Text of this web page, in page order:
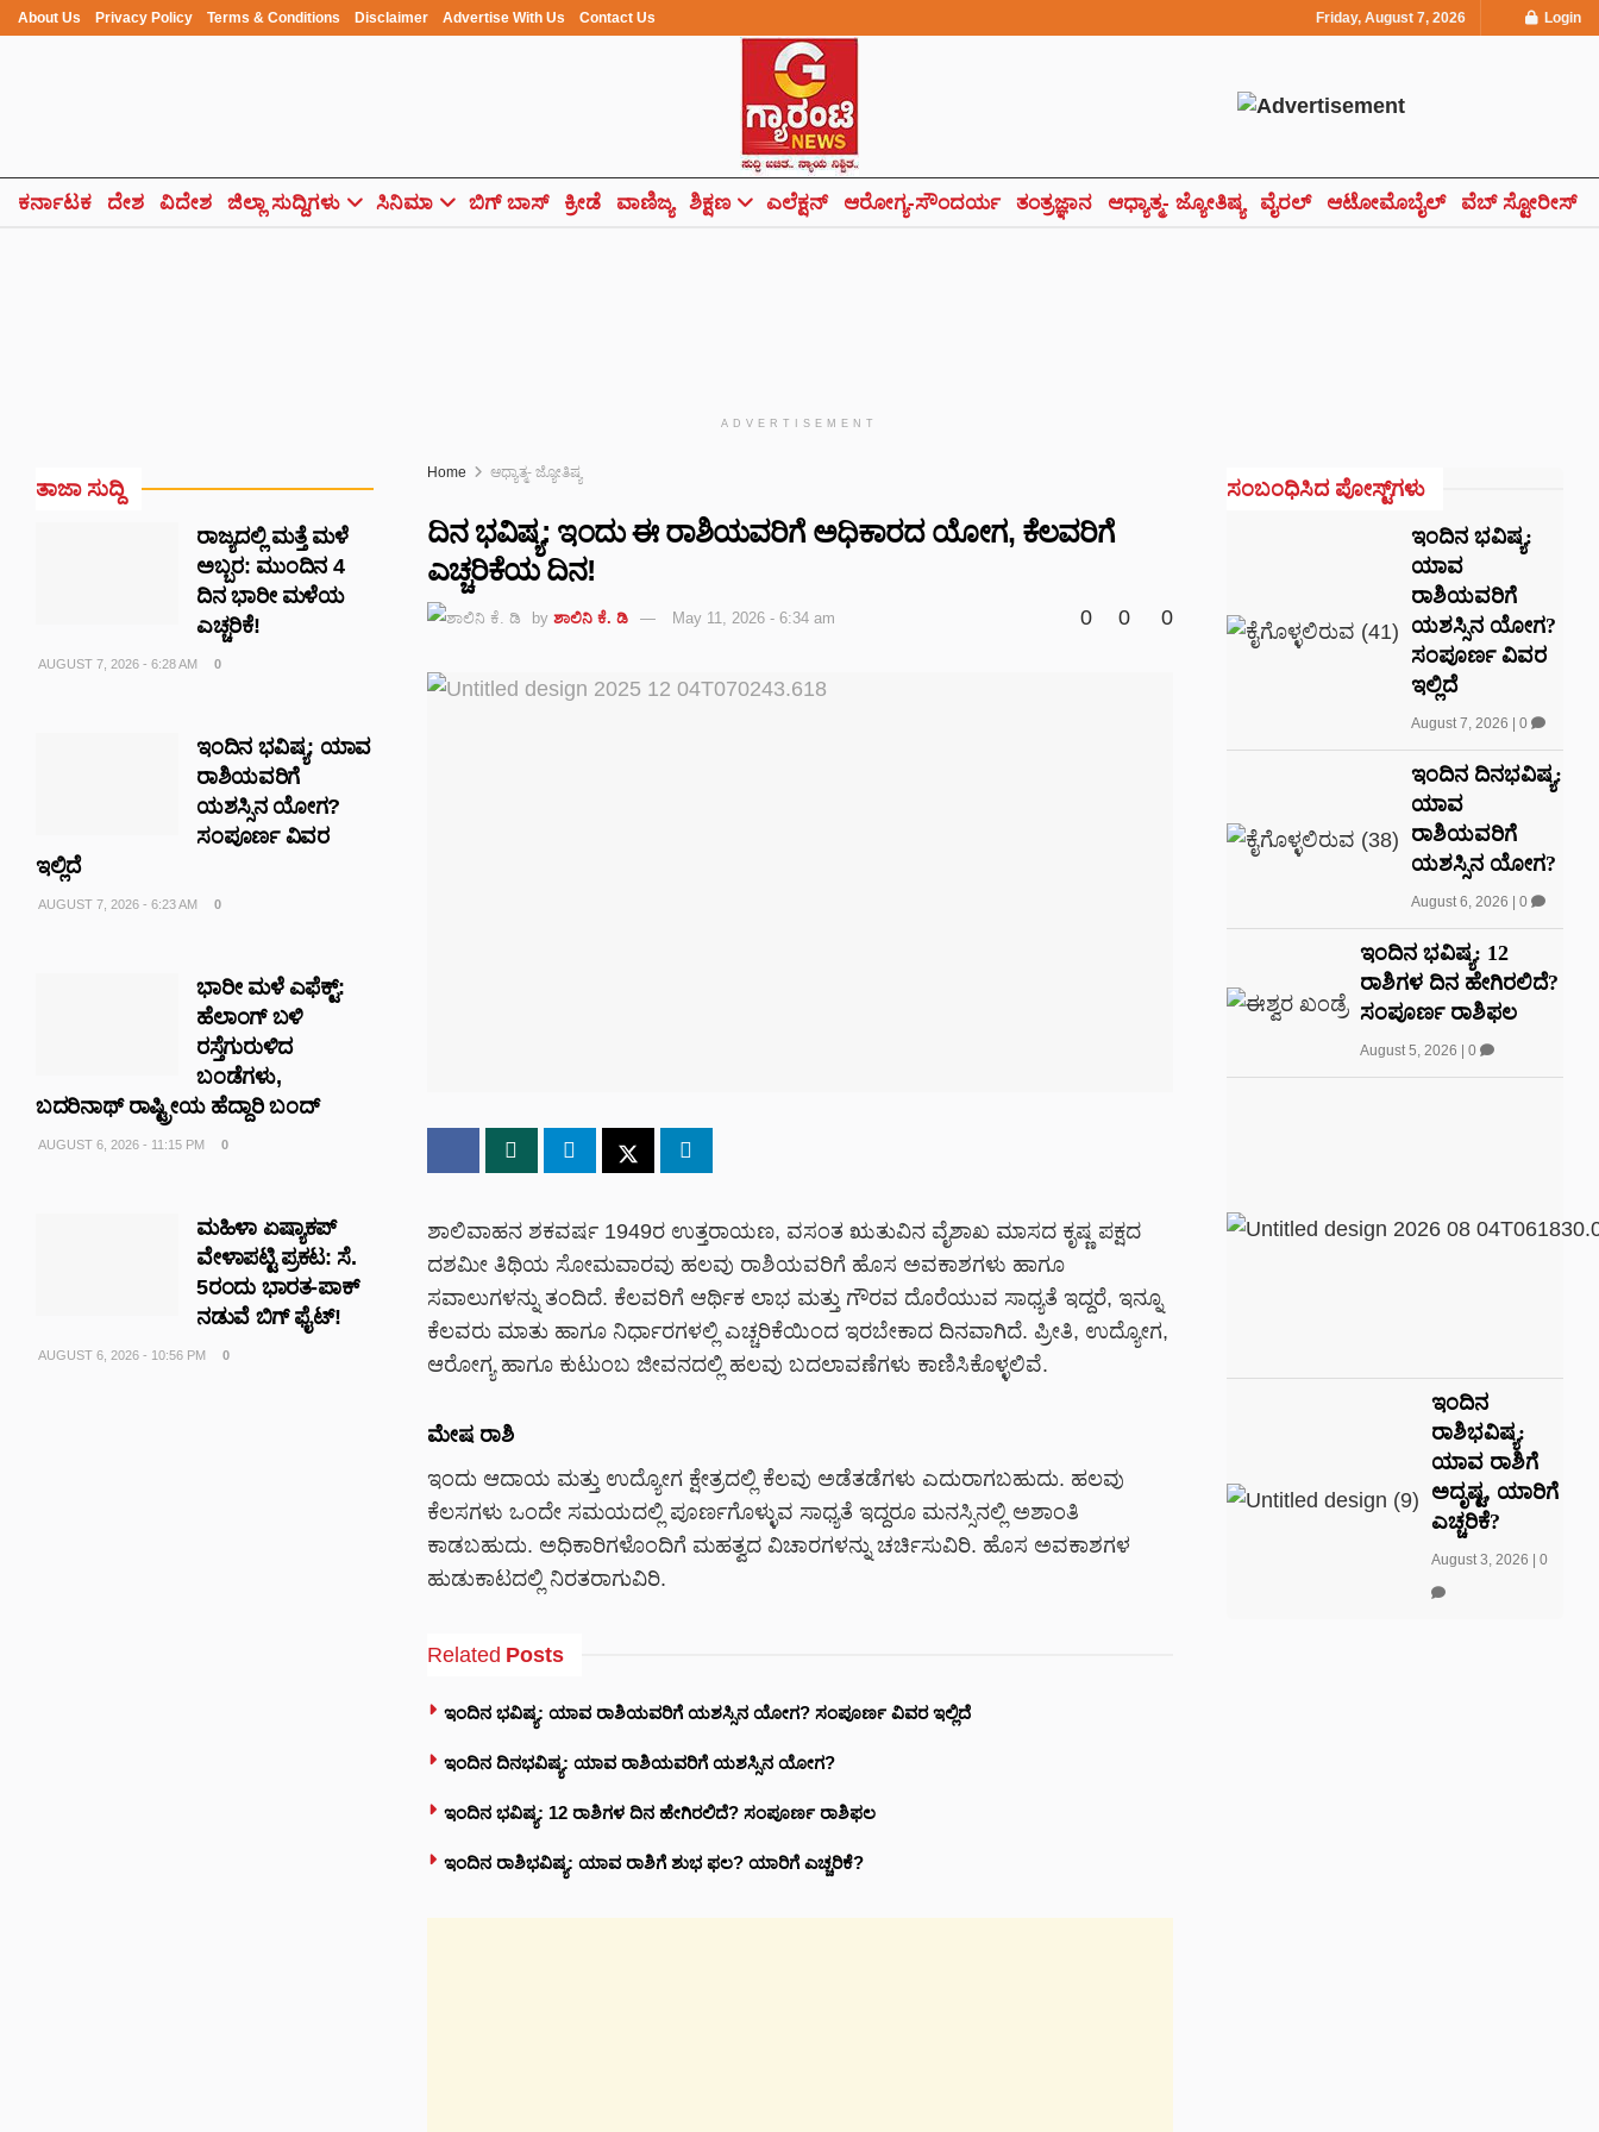
About Us Privacy Policy Terms & Conditions Disclaimer Advertise With Us Contact Us Friday, August 7, 2026 Login
ಕರ್ನಾಟಕ ದೇಶ ವಿದೇಶ ಜಿಲ್ಲಾ ಸುದ್ದಿಗಳು ಸಿನಿಮಾ ಬಿಗ್ ಬಾಸ್ ಕ್ರೀಡೆ ವಾಣಿಜ್ಯ ಶಿಕ್ಷಣ ಎಲೆಕ್ಷನ್ ಆರೋಗ್ಯ-ಸೌಂದರ್ಯ ತಂತ್ರಜ್ಞಾನ ಆಧ್ಯಾತ್ಮ- ಜ್ಯೋತಿಷ್ಯ ವೈರಲ್ ಆಟೋಮೊಬೈಲ್ ವೆಬ್ ಸ್ಟೋರೀಸ್
ADVERTISEMENT
Home ಆಧ್ಯಾತ್ಮ- ಜ್ಯೋತಿಷ್ಯ
ದಿನ ಭವಿಷ್ಯ: ಇಂದು ಈ ರಾಶಿಯವರಿಗೆ ಅಧಿಕಾರದ ಯೋಗ, ಕೆಲವರಿಗೆ
ಎಚ್ಚರಿಕೆಯ ದಿನ!
by ಶಾಲಿನಿ ಕೆ. ಡಿ May 11, 2026 - 6:34 am 0 0 0
ಶಾಲಿವಾಹನ ಶಕವರ್ಷ 1949ರ ಉತ್ತರಾಯಣ, ವಸಂತ ಋತುವಿನ ವೈಶಾಖ ಮಾಸದ ಕೃಷ್ಣ ಪಕ್ಷದ
ದಶಮೀ ತಿಥಿಯ ಸೋಮವಾರವು ಹಲವು ರಾಶಿಯವರಿಗೆ ಹೊಸ ಅವಕಾಶಗಳು ಹಾಗೂ
ಸವಾಲುಗಳನ್ನು ತಂದಿದೆ. ಕೆಲವರಿಗೆ ಆರ್ಥಿಕ ಲಾಭ ಮತ್ತು ಗೌರವ ದೊರೆಯುವ ಸಾಧ್ಯತೆ ಇದ್ದರೆ, ಇನ್ನೂ
ಕೆಲವರು ಮಾತು ಹಾಗೂ ನಿರ್ಧಾರಗಳಲ್ಲಿ ಎಚ್ಚರಿಕೆಯಿಂದ ಇರಬೇಕಾದ ದಿನವಾಗಿದೆ. ಪ್ರೀತಿ, ಉದ್ಯೋಗ,
ಆರೋಗ್ಯ ಹಾಗೂ ಕುಟುಂಬ ಜೀವನದಲ್ಲಿ ಹಲವು ಬದಲಾವಣೆಗಳು ಕಾಣಿಸಿಕೊಳ್ಳಲಿವೆ.
ಮೇಷ ರಾಶಿ
ಇಂದು ಆದಾಯ ಮತ್ತು ಉದ್ಯೋಗ ಕ್ಷೇತ್ರದಲ್ಲಿ ಕೆಲವು ಅಡೆತಡೆಗಳು ಎದುರಾಗಬಹುದು. ಹಲವು
ಕೆಲಸಗಳು ಒಂದೇ ಸಮಯದಲ್ಲಿ ಪೂರ್ಣಗೊಳ್ಳುವ ಸಾಧ್ಯತೆ ಇದ್ದರೂ ಮನಸ್ಸಿನಲ್ಲಿ ಅಶಾಂತಿ
ಕಾಡಬಹುದು. ಅಧಿಕಾರಿಗಳೊಂದಿಗೆ ಮಹತ್ವದ ವಿಚಾರಗಳನ್ನು ಚರ್ಚಿಸುವಿರಿ. ಹೊಸ ಅವಕಾಶಗಳ
ಹುಡುಕಾಟದಲ್ಲಿ ನಿರತರಾಗುವಿರಿ.
Related Posts
ಇಂದಿನ ಭವಿಷ್ಯ: ಯಾವ ರಾಶಿಯವರಿಗೆ ಯಶಸ್ಸಿನ ಯೋಗ? ಸಂಪೂರ್ಣ ವಿವರ ಇಲ್ಲಿದೆ
ಇಂದಿನ ದಿನಭವಿಷ್ಯ: ಯಾವ ರಾಶಿಯವರಿಗೆ ಯಶಸ್ಸಿನ ಯೋಗ?
ಇಂದಿನ ಭವಿಷ್ಯ: 12 ರಾಶಿಗಳ ದಿನ ಹೇಗಿರಲಿದೆ? ಸಂಪೂರ್ಣ ರಾಶಿಫಲ
ಇಂದಿನ ರಾಶಿಭವಿಷ್ಯ: ಯಾವ ರಾಶಿಗೆ ಶುಭ ಫಲ? ಯಾರಿಗೆ ಎಚ್ಚರಿಕೆ?
ತಾಜಾ ಸುದ್ದಿ
ರಾಜ್ಯದಲ್ಲಿ ಮತ್ತೆ ಮಳೆ
ಅಬ್ಬರ: ಮುಂದಿನ 4
ದಿನ ಭಾರೀ ಮಳೆಯ
ಎಚ್ಚರಿಕೆ!
AUGUST 7, 2026 - 6:28 AM 0
ಇಂದಿನ ಭವಿಷ್ಯ: ಯಾವ
ರಾಶಿಯವರಿಗೆ
ಯಶಸ್ಸಿನ ಯೋಗ?
ಸಂಪೂರ್ಣ ವಿವರ
ಇಲ್ಲಿದೆ
AUGUST 7, 2026 - 6:23 AM 0
ಭಾರೀ ಮಳೆ ಎಫೆಕ್ಟ್‌:
ಹೆಲಾಂಗ್ ಬಳಿ
ರಸ್ತೆಗುರುಳಿದ
ಬಂಡೆಗಳು,
ಬದರಿನಾಥ್‌ ರಾಷ್ಟ್ರೀಯ ಹೆದ್ದಾರಿ ಬಂದ್‌
AUGUST 6, 2026 - 11:15 PM 0
ಮಹಿಳಾ ಏಷ್ಯಾಕಪ್
ವೇಳಾಪಟ್ಟಿ ಪ್ರಕಟ: ಸೆ.
5ರಂದು ಭಾರತ-ಪಾಕ್‌
ನಡುವೆ ಬಿಗ್ ಫೈಟ್!
AUGUST 6, 2026 - 10:56 PM 0
ಸಂಬಂಧಿಸಿದ ಪೋಸ್ಟ್‌ಗಳು
ಇಂದಿನ ಭವಿಷ್ಯ:
ಯಾವ
ರಾಶಿಯವರಿಗೆ
ಯಶಸ್ಸಿನ ಯೋಗ?
ಸಂಪೂರ್ಣ ವಿವರ
ಇಲ್ಲಿದೆ
August 7, 2026 0
ಇಂದಿನ ದಿನಭವಿಷ್ಯ:
ಯಾವ
ರಾಶಿಯವರಿಗೆ
ಯಶಸ್ಸಿನ ಯೋಗ?
August 6, 2026 0
ಇಂದಿನ ಭವಿಷ್ಯ: 12
ರಾಶಿಗಳ ದಿನ ಹೇಗಿರಲಿದೆ?
ಸಂಪೂರ್ಣ ರಾಶಿಫಲ
August 5, 2026 0
ಇಂದಿನ
ರಾಶಿಭವಿಷ್ಯ:
ಯಾವ ರಾಶಿಗೆ
ಅದೃಷ್ಟ, ಯಾರಿಗೆ
ಎಚ್ಚರಿಕೆ?
August 3, 2026 0